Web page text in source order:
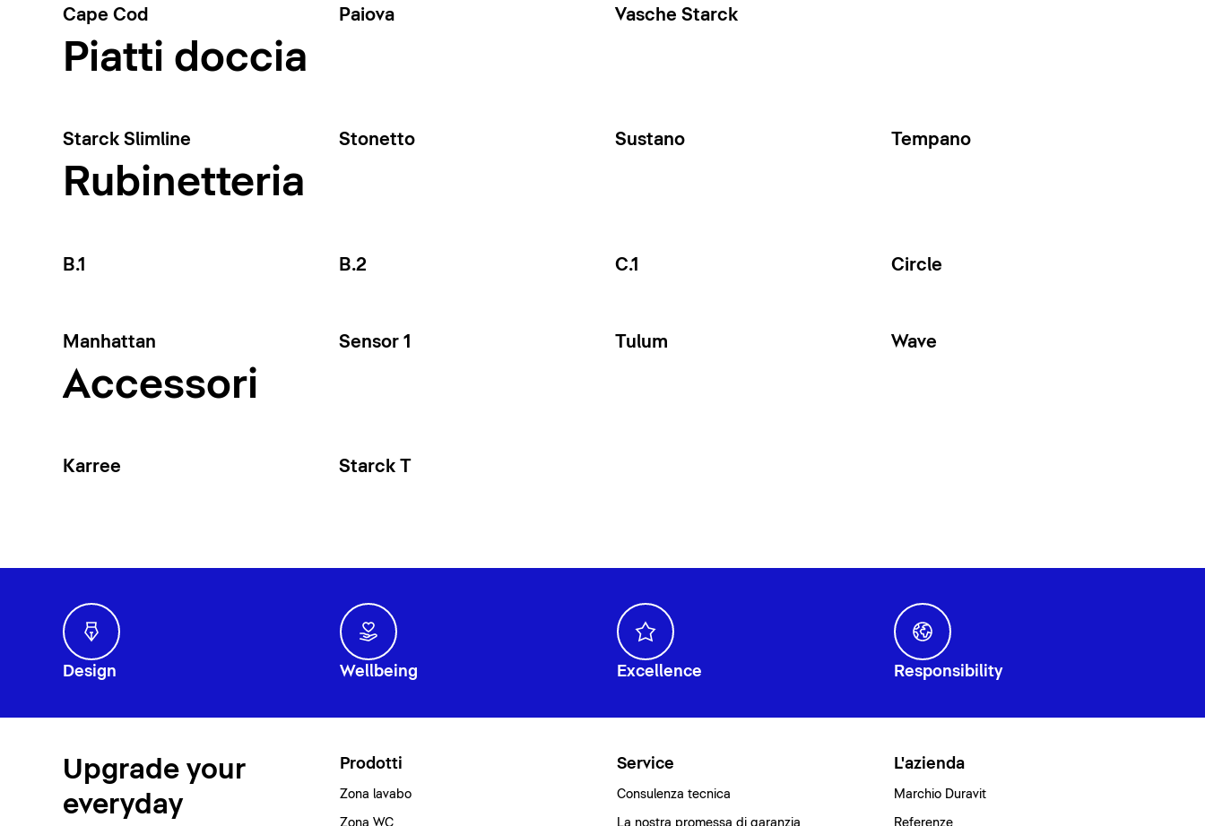
Cape Cod Paiova Vasche Starck
Piatti doccia
Starck Slimline Stonetto Sustano Tempano
Rubinetteria
B.1 B.2 C.1 Circle
Manhattan Sensor 1 Tulum Wave
Accessori
Karree Starck T
Design Wellbeing Excellence Responsibility
Upgrade your
everyday
Prodotti
Zona lavabo
Zona WC
Service
Consulenza tecnica
La nostra promessa di garanzia
L'azienda
Marchio Duravit
Referenze